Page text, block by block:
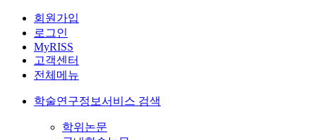
회원가입
로그인
MyRISS
고객센터
전체메뉴
학술연구정보서비스 검색
학위논문